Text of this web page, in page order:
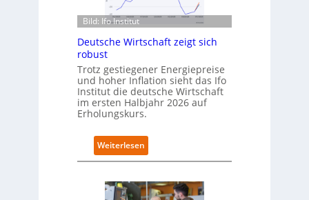
C
a
m
s
h
l
a
d
i
m
B
i
k
o
-
D
Bild: Ifo Institut
Deutsche Wirtschaft zeigt sich
robust
Trotz gestiegener Energiepreise
und hoher Inflation sieht das Ifo
Institut die deutsche Wirtschaft
im ersten Halbjahr 2026 auf
Erholungskurs.
Weiterlesen:
D
u
t